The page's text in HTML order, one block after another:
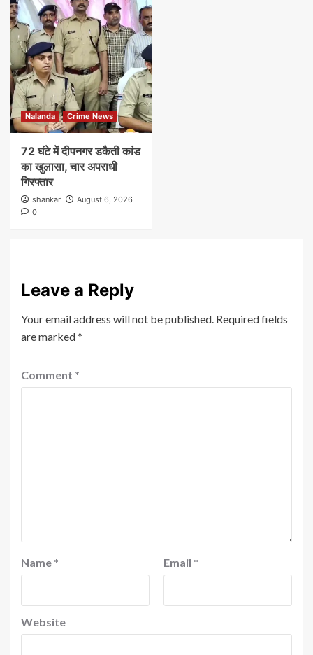
Nalanda Crime News
72 घंटे में दीपनगर डकैती कांड
का खुलासा, चार अपराधी
गिरफ्तार
shankar
August 6, 2026
0
Leave a Reply
Your email address will not be published. Required fields
are marked*
Comment *
Name * Email *
Website